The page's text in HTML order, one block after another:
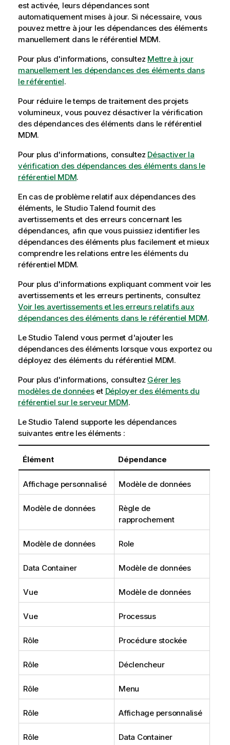
est activée, leurs dépendances sont
automatiquement mises à jour. Si nécessaire, vous
pouvez mettre à jour les dépendances des éléments
manuellement dans le référentiel MDM.
Pour plus d'informations, consultez Mettre à jour
manuellement les dépendances des éléments dans
le référentiel.
Pour réduire le temps de traitement des projets
volumineux, vous pouvez désactiver la vérification
des dépendances des éléments dans le référentiel
MDM.
Pour plus d'informations, consultez Désactiver la
vérification des dépendances des éléments dans le
référentiel MDM.
En cas de problème relatif aux dépendances des
éléments, le Studio Talend fournit des
avertissements et des erreurs concernant les
dépendances, afin que vous puissiez identifier les
dépendances des éléments plus facilement et mieux
comprendre les relations entre les éléments du
référentiel MDM.
Pour plus d'informations expliquant comment voir les
avertissements et les erreurs pertinents, consultez
Voir les avertissements et les erreurs relatifs aux
dépendances des éléments dans le référentiel MDM.
LeStudio Talend vous permet d'ajouter les
dépendances des éléments lorsque vous exportez ou
déployez des éléments du référentiel MDM.
Pour plus d'informations, consultez Gérer les
modèles de donnéeset Déployer des éléments du
référentiel sur le serveur MDM.
LeStudio Talend supporte les dépendances
suivantes entre les éléments :
Élément Dépendance
Affichage personnalisé Modèle de données
Modèle de données
Règle de
rapprochement
Modèle de données Role
Data Container Modèle de données
Vue Modèle de données
Vue Processus
Rôle Procédure stockée
Rôle Déclencheur
Rôle Menu
Rôle Affichage personnalisé
Rôle Data Container